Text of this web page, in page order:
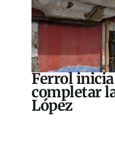
Ferrol
completar
López